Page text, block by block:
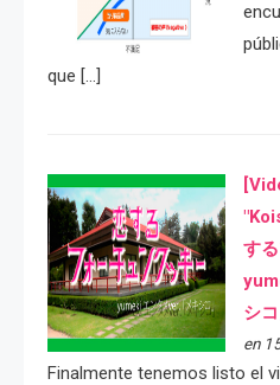
que […]
す
シコ
en
Finalmente tenemos listo el